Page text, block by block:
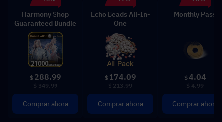
Harmony Shop
Guaranteed Bundle
$ 288.99
$ 349.99
Comprar ahora
Echo Beads All-In-
One
$ 174.09
$ 213.99
Comprar ahora
Monthly Pass
$4.04
$ 4.99
Comprar ahora